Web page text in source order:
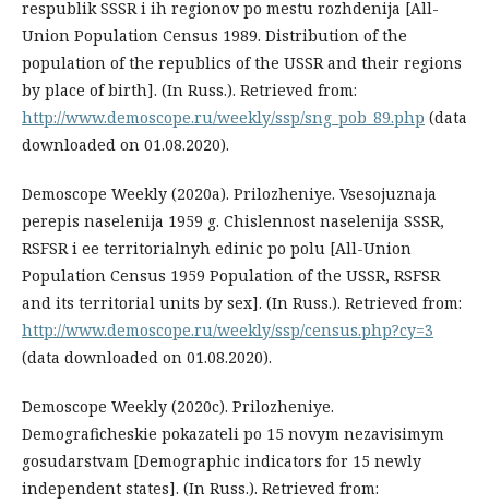
respublik SSSR i ih regionov po mestu rozhdenija [All-
Union Population Census 1989. Distribution of the
population of the republics of the USSR and their regions
by place of birth]. (In Russ.). Retrieved from:
http://www.demoscope.ru/weekly/ssp/sng_pob_89.php (data
downloaded on 01.08.2020).
Demoscope Weekly (2020a). Prilozheniye. Vsesojuznaja
perepis naselenija 1959 g. Chislennost naselenija SSSR,
RSFSR i ee territorialnyh edinic po polu [All-Union
Population Census 1959 Population of the USSR, RSFSR
and its territorial units by sex]. (In Russ.). Retrieved from:
http://www.demoscope.ru/weekly/ssp/census.php?cy=3
(data downloaded on 01.08.2020).
Demoscope Weekly (2020c). Prilozheniye.
Demograficheskie pokazateli po 15 novym nezavisimym
gosudarstvam [Demographic indicators for 15 newly
independent states]. (In Russ.). Retrieved from: